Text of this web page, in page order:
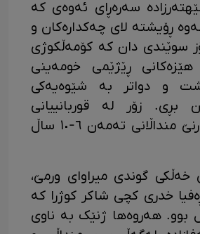
سەرەڕای ئەوەی کە
ڕۆیشتە لای چەکدارەکان و
سوێندی دان کە کۆمەڵکوژی
هێزەکانی ڕێژێمی خومەینی
و دواتر بە شێوەیەکی
بڕی. زۆر لە قوربانییانی
کۆمەڵکوژیی قارنێ منداڵانی تەمەن ٦-١٠ ساڵ
خەڵکی گوندی میراوای ورمێ،
خدری کچی شاکر کوژرا کە
٧٠ ساڵ بوو. هەروەها ژنێک بە ناوی